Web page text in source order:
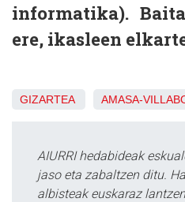
informatika).
ere, ikasleen
GIZARTEA AMASA-
AIURRI hedabideak
jaso eta zabaltzen ditu.
albisteak euskaraz